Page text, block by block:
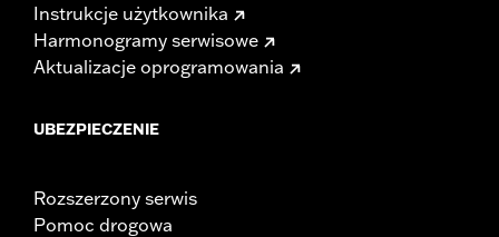
Instrukcje użytkownika
Harmonogramy serwisowe
Aktualizacje oprogramowania
UBEZPIECZENIE
Rozszerzony serwis
Pomoc drogowa